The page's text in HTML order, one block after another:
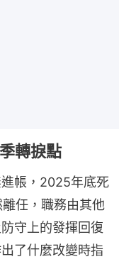
轉捩點
帳，2025年底死
任，職務由其他
守上的發揮回復
了什麼改變時指